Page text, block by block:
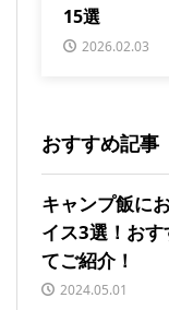
15選
2026.02.03
おすすめ記事
キャンプ飯に
イス3選！お
てご紹介！
2024.05.01